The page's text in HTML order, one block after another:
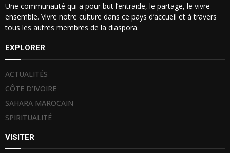
Une communauté qui a pour but l’entraide, le partage, le vivre
ensemble. Vivre notre culture dans ce pays d’accueil et à travers
tous les autres membres de la diaspora.
EXPLORER
ACTUALITÉS
CÔTE D’IVOIRE
SAHARA MAROCAIN
SPIRITUALITÉ
VISITER